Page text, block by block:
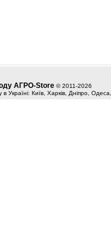
АГРО-Store © 2011-2026
Україні: Київ, Харків, Дніпро,